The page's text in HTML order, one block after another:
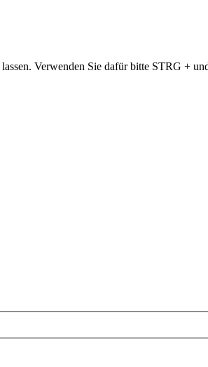
Verwenden Sie dafür bitte STRG +